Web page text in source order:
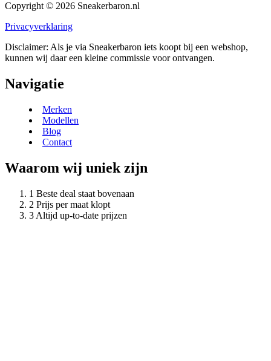
Copyright © 2026 Sneakerbaron.nl
Privacyverklaring
Disclaimer: Als je via Sneakerbaron iets koopt bij een webshop,
kunnen wij daar een kleine commissie voor ontvangen.
Navigatie
Merken
Modellen
Blog
Contact
Waarom wij uniek zijn
Beste deal staat bovenaan
Prijs per maat klopt
Altijd up-to-date prijzen